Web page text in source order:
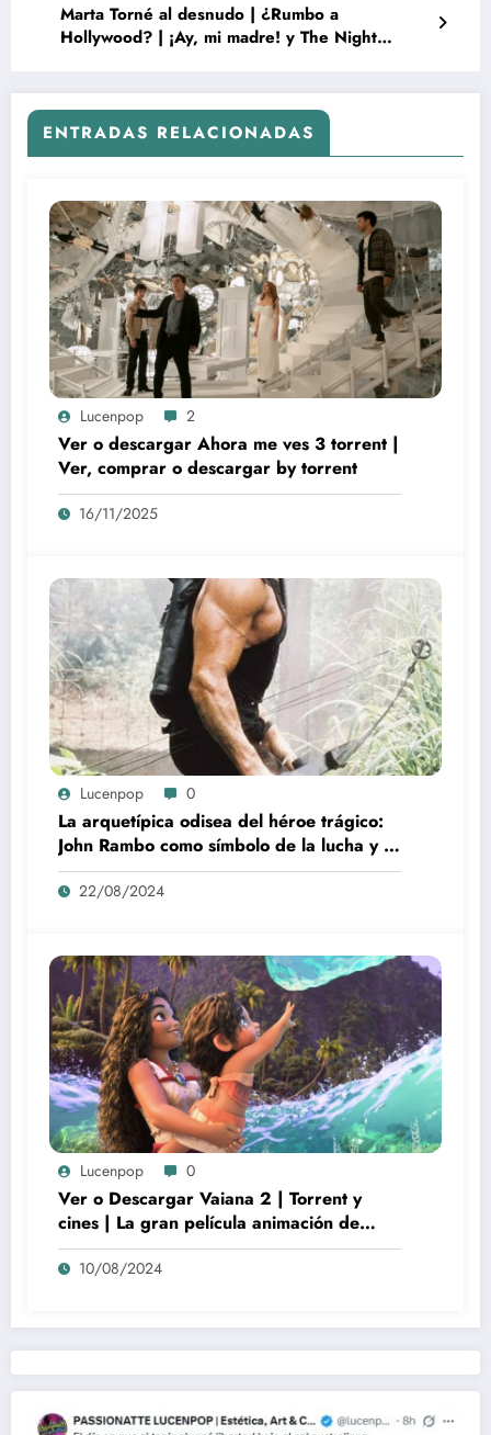
Marta Torné al desnudo | ¿Rumbo a
Hollywood? | ¡Ay, mi madre! y The Night
ENTRADAS RELACIONADAS
Lucenpop 2
Ver o descargar Ahora me ves 3 torrent |
Ver, comprar o descargar by torrent
16/11/2025
Lucenpop 0
La arquetípica odisea del héroe trágico:
John Rambo como símbolo de la lucha y la
alienación en la modernidad
22/08/2024
Lucenpop 0
Ver o Descargar Vaiana 2 | Torrent y
cines | La gran película animación de
culto Disney | *****
10/08/2024